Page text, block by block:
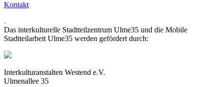
Kontakt
.
Das interkulturelle Stadtteilzentrum Ulme35 und die Mobile
Stadtteilarbeit Ulme35 werden gefördert durch:
Interkulturanstalten Westend e.V.
Ulmenallee 35